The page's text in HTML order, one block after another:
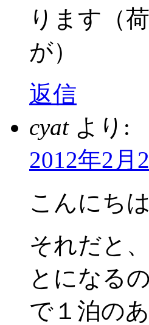
ります（
が）
返信
cyat より:
2012年2月
こんにちは
それだと
とになる
で１泊の